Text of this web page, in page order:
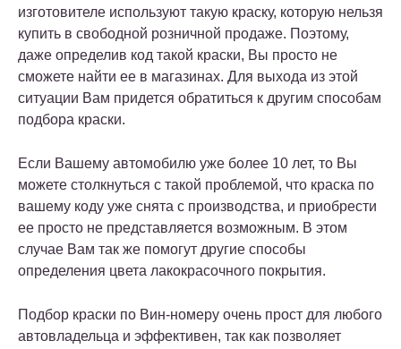
изготовителе используют такую краску, которую нельзя
купить в свободной розничной продаже. Поэтому,
даже определив код такой краски, Вы просто не
сможете найти ее в магазинах. Для выхода из этой
ситуации Вам придется обратиться к другим способам
подбора краски.
Если Вашему автомобилю уже более 10 лет, то Вы
можете столкнуться с такой проблемой, что краска по
вашему коду уже снята с производства, и приобрести
ее просто не представляется возможным. В этом
случае Вам так же помогут другие способы
определения цвета лакокрасочного покрытия.
Подбор краски по Вин-номеру очень прост для любого
автовладельца и эффективен, так как позволяет